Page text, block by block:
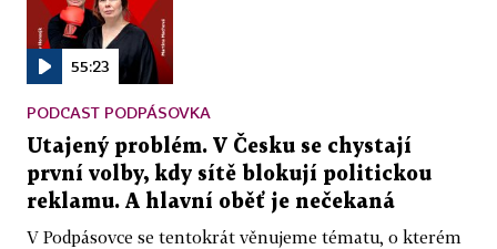
55:23
PODCAST PODPÁSOVKA
Utajený problém. V Česku se chystají
první volby, kdy sítě blokují politickou
reklamu. A hlavní oběť je nečekaná
V Podpásovce se tentokrát věnujeme tématu, o kterém